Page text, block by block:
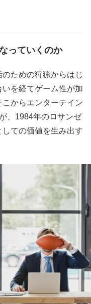
っていくのか
ための狩猟からはじ
を経てゲーム性が加
からエンターテイン
、1984年のロサンゼ
ての価値を生み出す